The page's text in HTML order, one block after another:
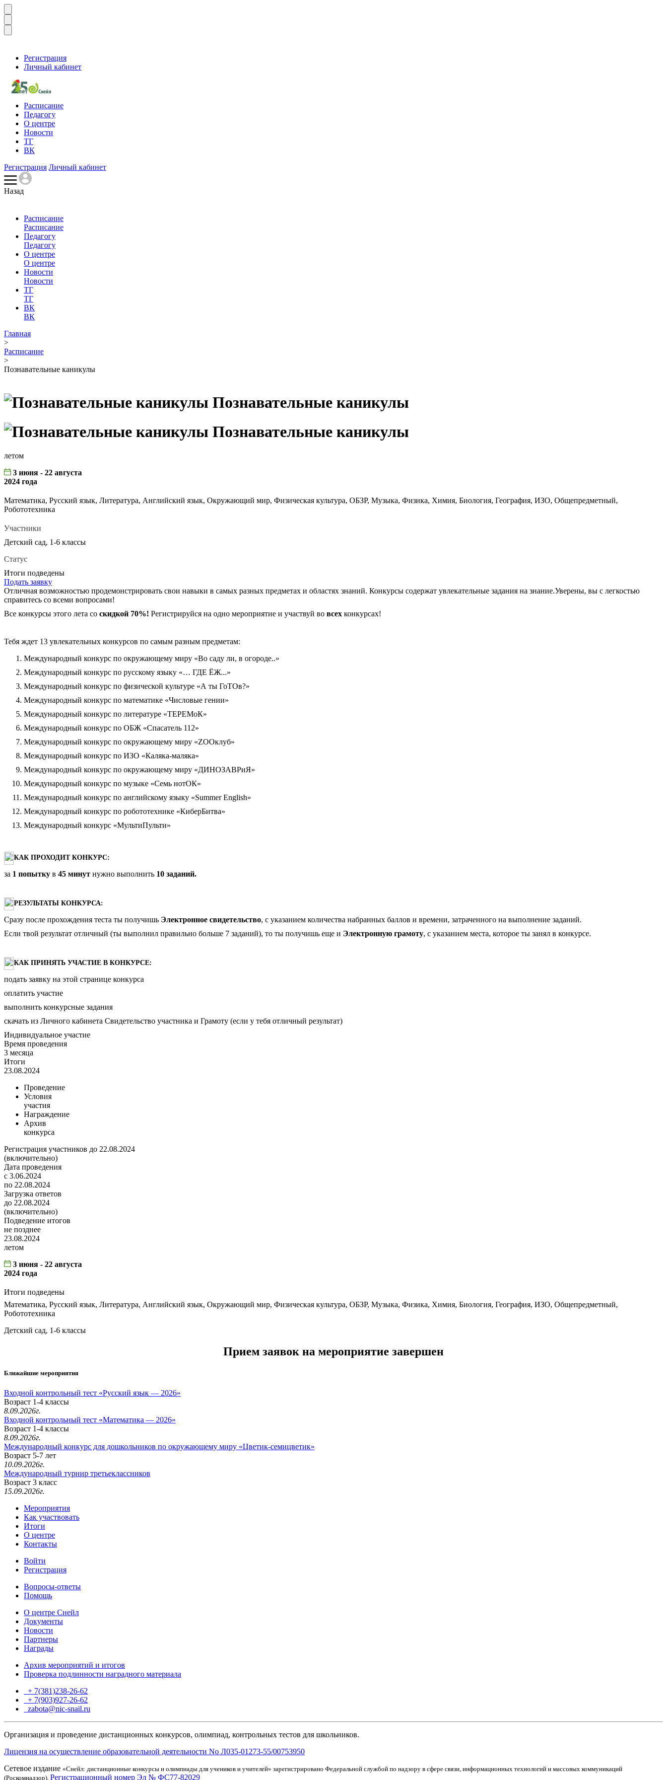
Регистрация
Личный кабинет
Расписание
Педагогу
О центре
Новости
ТГ
ВК
Регистрация Личный кабинет
Назад
Расписание
Расписание
Педагогу
Педагогу
О центре
О центре
Новости
Новости
ТГ
ТГ
ВК
ВК
Главная
>
Расписание
>
Познавательные каникулы
Познавательные каникулы
Познавательные каникулы
летом
3 июня - 22 августа
2024 года
Математика, Русский язык, Литература, Английский язык, Окружающий мир, Физическая культура, ОБЗР, Музыка, Физика, Химия, Биология, География, ИЗО, Общепредметный,
Робототехника
Участники
Детский сад, 1-6 классы
Статус
Итоги подведены
Подать заявку
Отличная возможностью продемонстрировать свои навыки в самых разных предметах и областях знаний. Конкурсы содержат увлекательные задания на знание.Уверены, вы с легкостью
справитесь со всеми вопросами!
Все конкурсы этого лета со скидкой 70%! Регистрируйся на одно мероприятие и участвуй во всех конкурсах!
Тебя ждет 13 увлекательных конкурсов по самым разным предметам:
Международный конкурс по окружающему миру «Во саду ли, в огороде..»
Международный конкурс по русскому языку «… ГДЕ ЁЖ...»
Международный конкурс по физической культуре «А ты ГоТОв?»
Международный конкурс по математике «Числовые гении»
Международный конкурс по литературе «ТЕРЕМоК»
Международный конкурс по ОБЖ «Спасатель 112»
Международный конкурс по окружающему миру «ZOOклуб»
Международный конкурс по ИЗО «Каляка-маляка»
Международный конкурс по окружающему миру «ДИНОЗАВРиЯ»
Международный конкурс по музыке «Семь нотОК»
Международный конкурс по английскому языку «Summer English»
Международный конкурс по робототехнике «КиберБитва»
Международный конкурс «МультиПульти»
КАК ПРОХОДИТ КОНКУРС:
за 1 попытку в 45 минут нужно выполнить 10 заданий.
РЕЗУЛЬТАТЫ КОНКУРСА:
Сразу после прохождения теста ты получишь Электронное свидетельство, с указанием количества набранных баллов и времени, затраченного на выполнение заданий.
Если твой результат отличный (ты выполнил правильно больше 7 заданий), то ты получишь еще и Электронную грамоту, с указанием места, которое ты занял в конкурсе.
КАК ПРИНЯТЬ УЧАСТИЕ В КОНКУРСЕ:
подать заявку на этой странице конкурса
оплатить участие
выполнить конкурсные задания
скачать из Личного кабинета Свидетельство участника и Грамоту (если у тебя отличный результат)
Индивидуальное участие
Время проведения
3 месяца
Итоги
23.08.2024
Проведение
Условия
участия
Награждение
Архив
конкурса
Регистрация участников до 22.08.2024
(включительно)
Дата проведения
с 3.06.2024
по 22.08.2024
Загрузка ответов
до 22.08.2024
(включительно)
Подведение итогов
не позднее
23.08.2024
летом
3 июня - 22 августа
2024 года
Итоги подведены
Математика, Русский язык, Литература, Английский язык, Окружающий мир, Физическая культура, ОБЗР, Музыка, Физика, Химия, Биология, География, ИЗО, Общепредметный,
Робототехника
Детский сад, 1-6 классы
Прием заявок на мероприятие завершен
Ближайшие мероприятия
Входной контрольный тест «Русский язык — 2026»
Возраст 1-4 классы
8.09.2026г.
Входной контрольный тест «Математика — 2026»
Возраст 1-4 классы
8.09.2026г.
Международный конкурс для дошкольников по окружающему миру «Цветик-семицветик»
Возраст 5-7 лет
10.09.2026г.
Международный турнир третьеклассников
Возраст 3 класс
15.09.2026г.
Мероприятия
Как участвовать
Итоги
О центре
Контакты
Войти
Регистрация
Вопросы-ответы
Помощь
О центре Снейл
Документы
Новости
Партнеры
Награды
Архив мероприятий и итогов
Проверка подлинности наградного материала
+ 7(381)238-26-62
+ 7(903)927-26-62
zabota@nic-snail.ru
Организация и проведение дистанционных конкурсов, олимпиад, контрольных тестов для школьников.
Лицензия на осуществление образовательной деятельности No Л035-01273-55/00753950
Сетевое издание «Снейл: дистанционные конкурсы и олимпиады для учеников и учителей» зарегистрировано Федеральной службой по надзору в сфере связи, информационных технологий и массовых коммуникаций
(Роскомнадзор), Регистрационный номер Эл № ФС77-82029